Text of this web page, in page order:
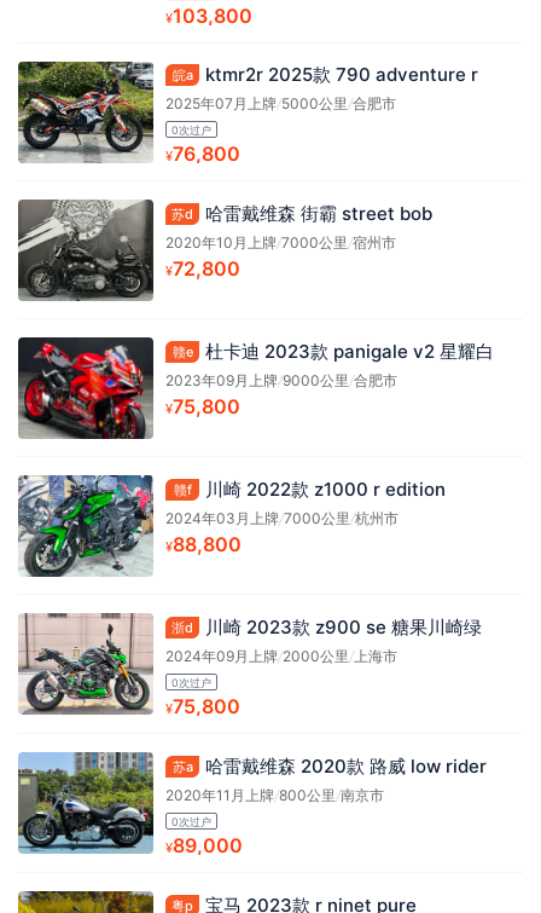
¥103,800
皖a ktmr2r 2025款 790 adventure r
2025年07月上牌/5000公里/合肥市
0次过户
¥76,800
苏d 哈雷戴维森 街霸 street bob
2020年10月上牌/7000公里/宿州市
¥72,800
赣e 杜卡迪 2023款 panigale v2 星耀白
2023年09月上牌/9000公里/合肥市
¥75,800
赣f 川崎 2022款 z1000 r edition
2024年03月上牌/7000公里/杭州市
¥88,800
浙d 川崎 2023款 z900 se 糖果川崎绿
2024年09月上牌/2000公里/上海市
0次过户
¥75,800
苏a 哈雷戴维森 2020款 路威 low rider
2020年11月上牌/800公里/南京市
0次过户
¥89,000
粤p 宝马 2023款 r ninet pure